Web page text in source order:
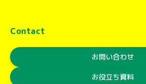
Contact
お問い合わせ
お役立ち資料